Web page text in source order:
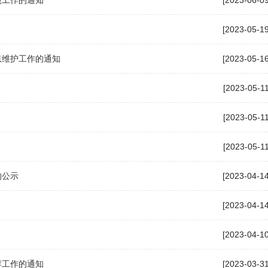
[2023-05-
护工作的通知 [2023-05-
[2023-05-
[2023-05-
[2023-05-
公示 [2023-04-
[2023-04-
[2023-04-
作的通知 [2023-03-